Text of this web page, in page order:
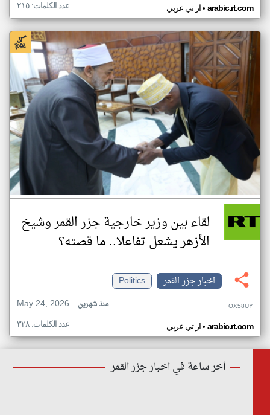
ار تي عربي• arabic.rt.com عدد الكلمات: ٢١٥
لقاء بين وزير خارجية جزر القمر وشيخ
الأزهر يشعل تفاعلا.. ما قصته؟
اخبار جزر القمر
Politics
May 24, 2026
منذ شهرين OX58UY
ار تي عربي• arabic.rt.com عدد الكلمات: ٣٢٨
أخر ساعة في اخبار جزر القمر